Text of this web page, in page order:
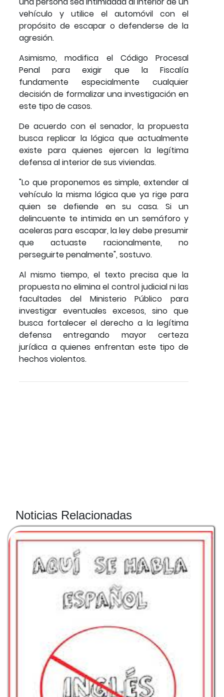
vehículo y utilice el automóvil con el
propósito de escapar o defenderse de la
agresión.
Asimismo, modifica el Código Procesal
Penal para exigir que la Fiscalía
fundamente especialmente cualquier
decisión de formalizar una investigación en
este tipo de casos.
De acuerdo con el senador, la propuesta
busca replicar la lógica que actualmente
existe para quienes ejercen la legítima
defensa al interior de sus viviendas.
"Lo que proponemos es simple, extender al
vehículo la misma lógica que ya rige para
quien se defiende en su casa. Si un
delincuente te intimida en un semáforo y
aceleras para escapar, la ley debe presumir
que actuaste racionalmente, no
perseguirte penalmente", sostuvo.
Al mismo tiempo, el texto precisa que la
propuesta no elimina el control judicial ni las
facultades del Ministerio Público para
investigar eventuales excesos, sino que
busca fortalecer el derecho a la legítima
defensa entregando mayor certeza
jurídica a quienes enfrentan este tipo de
hechos violentos.
Noticias Relacionadas